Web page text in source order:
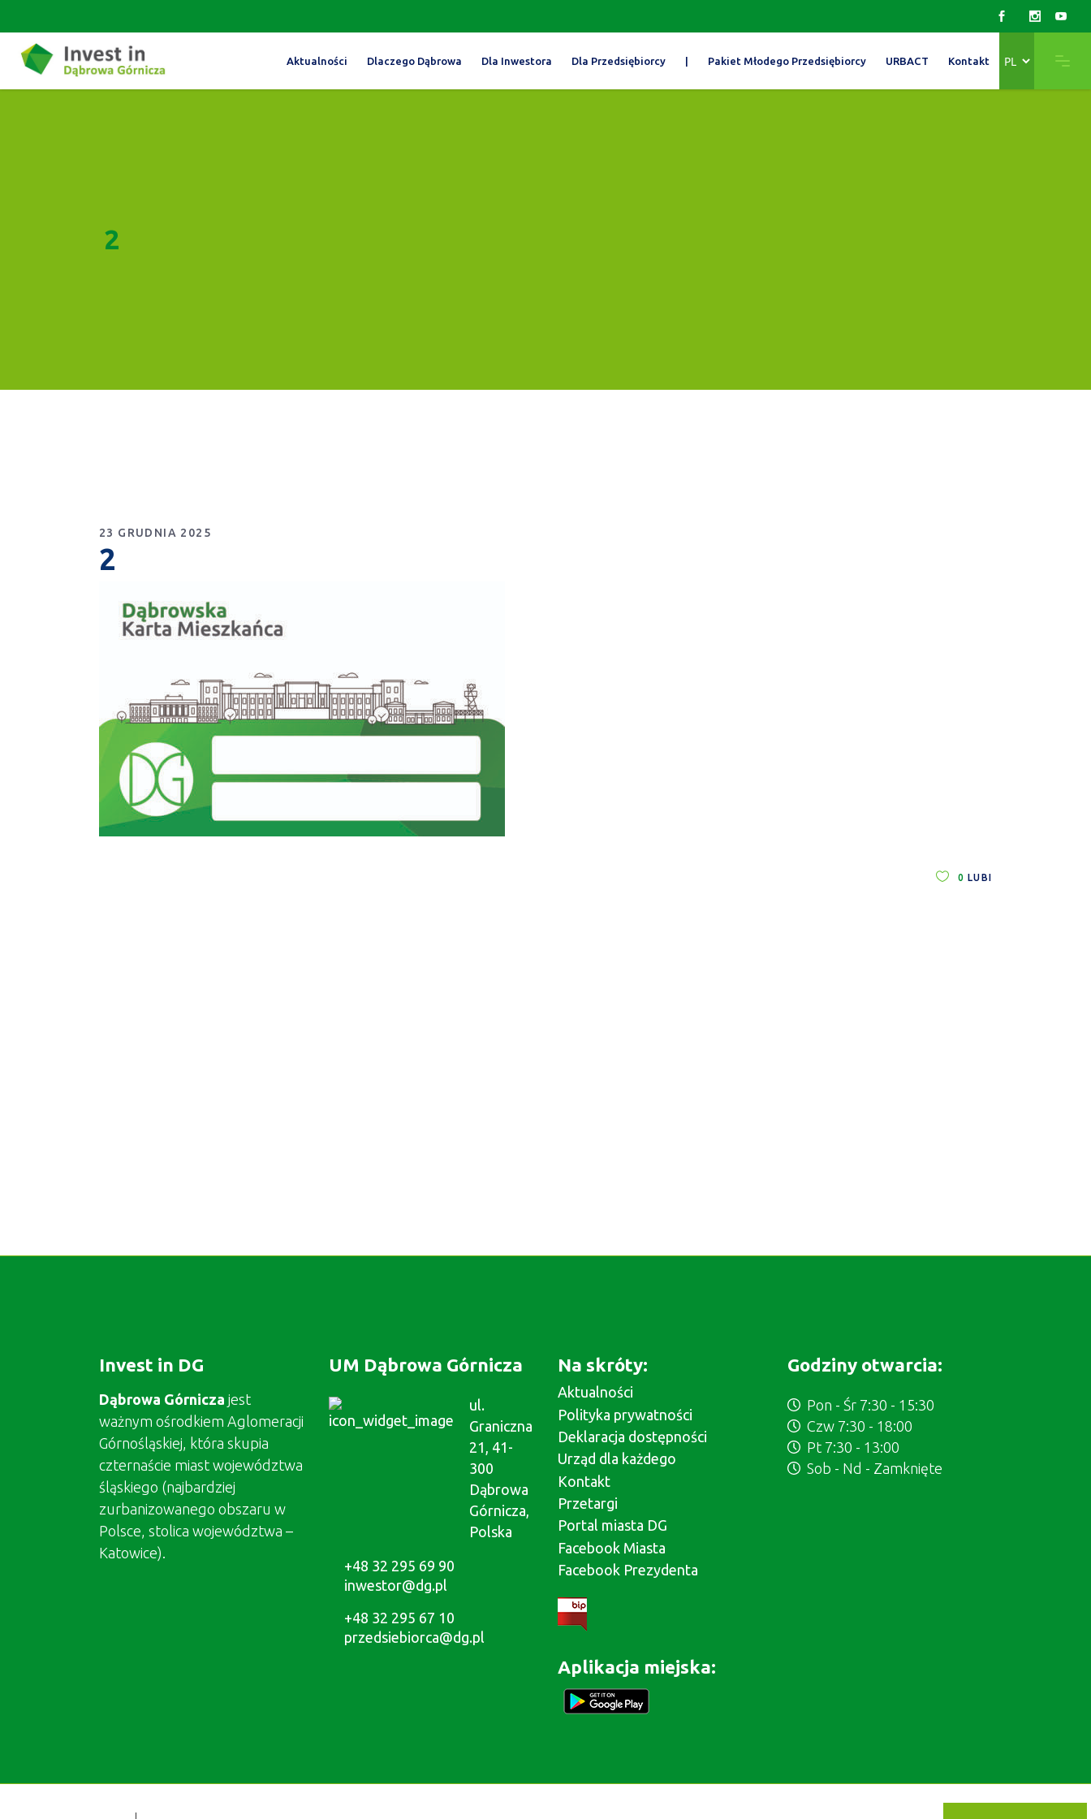
Aktualności Dlaczego Dąbrowa Dla Inwestora Dla Przedsiębiorcy | Pakiet Młodego Przedsiębiorcy URBACT Kontakt
język
2
23 GRUDNIA 2025
2
0 LUBI
Invest in DG
Dąbrowa Górnicza jest
ważnym ośrodkiem Aglomeracji
Górnośląskiej, która skupia
czternaście miast województwa
śląskiego (najbardziej
zurbanizowanego obszaru w
Polsce, stolica województwa –
Katowice).
UM Dąbrowa Górnicza
ul.
Graniczna
21, 41-
300
Dąbrowa
Górnicza,
Polska
+48 32 295 69 90
inwestor@dg.pl
+48 32 295 67 10
przedsiebiorca@dg.pl
Na skróty:
Aktualności
Polityka prywatności
Deklaracja dostępności
Urząd dla każdego
Kontakt
Przetargi
Portal miasta DG
Facebook Miasta
Facebook Prezydenta
Aplikacja miejska:
Godziny otwarcia:
Pon - Śr 7:30 - 15:30
Czw 7:30 - 18:00
Pt 7:30 - 13:00
Sob - Nd - Zamknięte